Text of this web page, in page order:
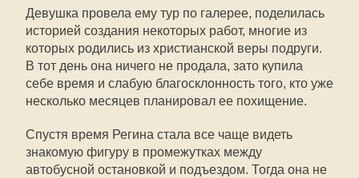
Девушка провела ему тур по галерее, поделилась
историей создания некоторых работ, многие из
которых родились из христианской веры подруги.
В тот день она ничего не продала, зато купила
себе время и слабую благосклонность того, кто уже
несколько месяцев планировал ее похищение.
Спустя время Регина стала все чаще видеть
знакомую фигуру в промежутках между
автобусной остановкой и подъездом. Тогда она не